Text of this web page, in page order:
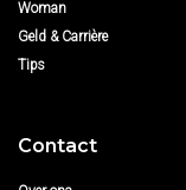
Woman
Geld & Carrière
Tips
Contact